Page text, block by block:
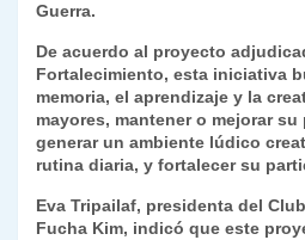
Guerra.
De acuerdo al proyecto
Fortalecimiento, esta iniciativa
memoria, el aprendizaje y la
mayores, mantener o mejorar
generar un ambiente lúdico
rutina diaria, y fortalecer su
Eva Tripailaf, presidenta del
Fucha Kim, indicó que este